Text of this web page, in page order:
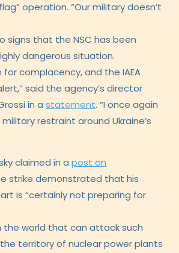
operation. “Our military doesn’t
signs that the NSC has been
dangerous situation.
for complacency, and the IAEA
said the agency’s director
in astatement. “I once again
restraint around Ukraine’s
claimed in apost on
strike demonstrated that his
is “certainly not preparing for
the world that can attack such
territory of nuclear power plants